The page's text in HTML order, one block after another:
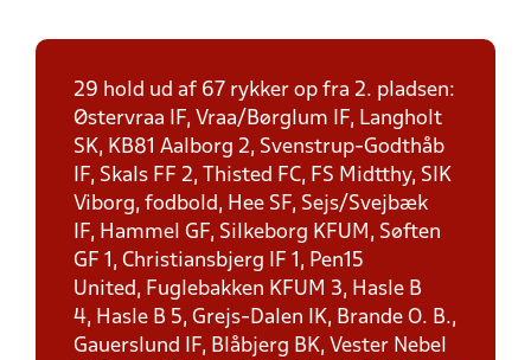
29 hold ud af 67 rykker op fra 2. pladsen:
Østervraa IF, Vraa/Børglum IF, Langholt
SK, KB81 Aalborg 2, Svenstrup-Godthåb
IF, Skals FF 2, Thisted FC, FS Midtthy, SIK
Viborg, fodbold, Hee SF, Sejs/Svejbæk
IF, Hammel GF, Silkeborg KFUM, Søften
GF 1, Christiansbjerg IF 1, Pen15
United, Fuglebakken KFUM 3, Hasle B
4, Hasle B 5, Grejs-Dalen IK, Brande O. B.,
Gauerslund IF, Blåbjerg BK, Vester Nebel